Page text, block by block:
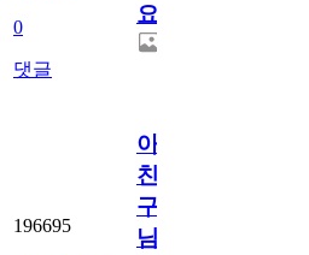
0
댓글
요.
196695
아.
친
구
님